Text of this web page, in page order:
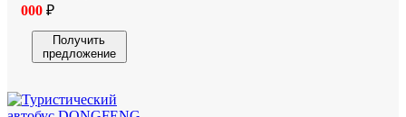
000 ₽
Получить
предложение